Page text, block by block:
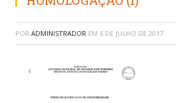
POR ADMINISTRADOR EM 6 DE JULHO DE 2017